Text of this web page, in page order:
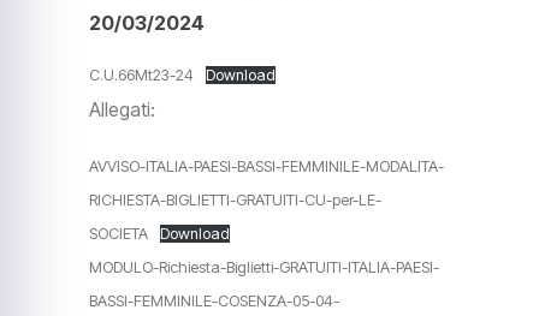
20/03/2024
C.U.66Mt23-24 Download
Allegati:
AVVISO-ITALIA-PAESI-BASSI-FEMMINILE-MODALITA-
RICHIESTA-BIGLIETTI-GRATUITI-CU-per-LE-
SOCIETA
Download
MODULO-Richiesta-Biglietti-GRATUITI-ITALIA-PAESI-
BASSI-FEMMINILE-COSENZA-05-04-